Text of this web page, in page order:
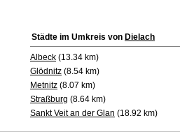
Städte im Umkreis von Dielach
Albeck (13.34 km)
Glödnitz (8.54 km)
Metnitz (8.07 km)
Straßburg (8.64 km)
Sankt Veit an der Glan (18.92 km)